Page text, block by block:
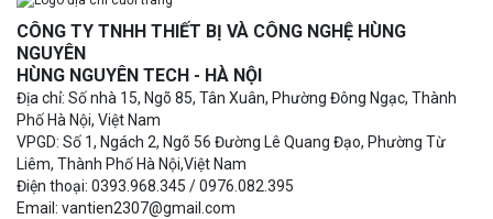
CÔNG TY TNHH THIẾT BỊ VÀ CÔNG NGHỆ HÙNG
NGUYÊN
HÙNG NGUYÊN TECH - HÀ NỘI
Địa chỉ: Số nhà 15, Ngõ 85, Tân Xuân, Phường Đông Ngạc, Thành
Phố Hà Nội, Việt Nam
VPGD: Số 1, Ngách 2, Ngõ 56 Đường Lê Quang Đạo, Phường Từ
Liêm, Thành Phố Hà Nội,Việt Nam
Điện thoại: 0393.968.345 / 0976.082.395
Email: vantien2307@gmail.com